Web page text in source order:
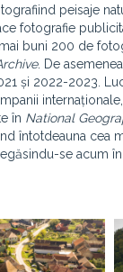
peisaje
fotografie
buni 200 de
. De
și 2022-2023.
în National
întotdeauna
se acum